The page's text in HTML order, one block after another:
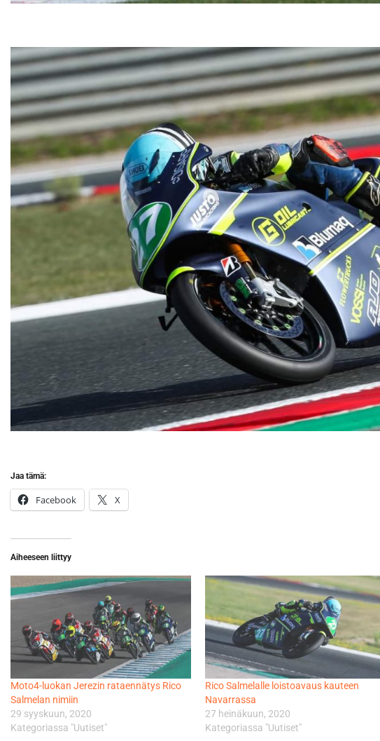
Jaa tämä:
Facebook X
Aiheeseen liittyy
Moto4-luokan Jerezin rataennätys Rico
Salmelan nimiin
29 syyskuun, 2020
Kategoriassa "Uutiset"
Rico Salmelalle loistoavaus kauteen
Navarrassa
27 heinäkuun, 2020
Kategoriassa "Uutiset"